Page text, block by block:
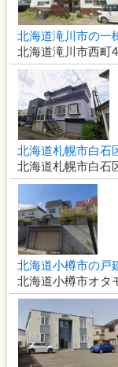
北海道滝川市の一
北海道滝川市西町4
北海道札幌市白石
北海道札幌市白石
北海道小樽市の戸
北海道小樽市オタ